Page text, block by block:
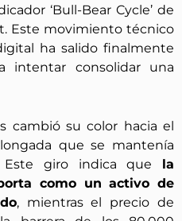
‘Bull-Bear Cycle’ de
Este movimiento técnico
ha salido finalmente
intentar consolidar una
cambió su color hacia el
que se mantenía
Este giro indica que la
como un activo de
, mientras el precio de